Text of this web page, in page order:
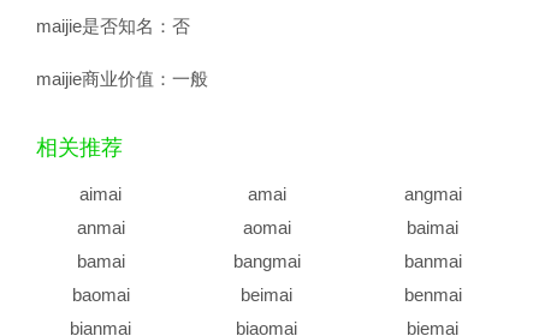
maijie是否知名： 否
maijie商业价值： 一般
相关推荐
aimai amai
angmai
anmai
aomai
baimai
bamai
bangmai
banmai
baomai
beimai
benmai
bianmai
biaomai biemai